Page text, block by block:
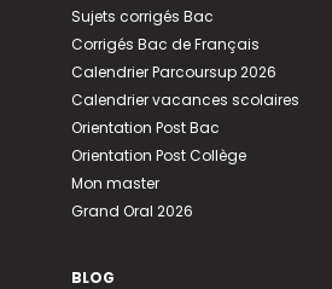
Sujets corrigés Bac
Corrigés Bac de Français
Calendrier Parcoursup 2026
Calendrier vacances scolaires
Orientation Post Bac
Orientation Post Collège
Mon master
Grand Oral 2026
BLOG